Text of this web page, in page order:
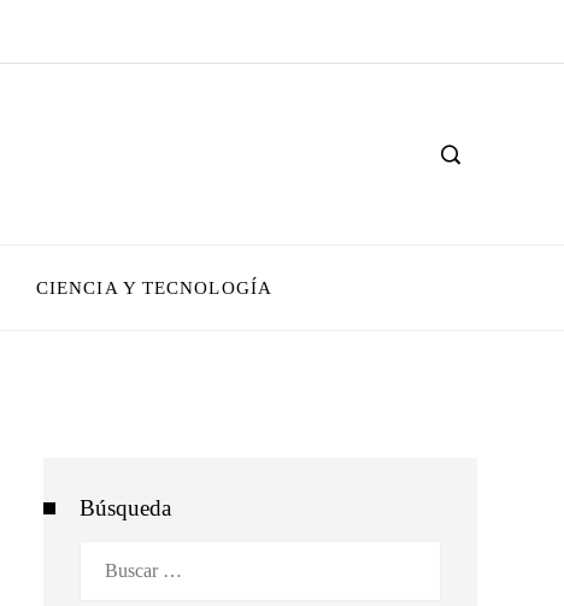
CIENCIA Y TECNOLOGÍA
Búsqueda